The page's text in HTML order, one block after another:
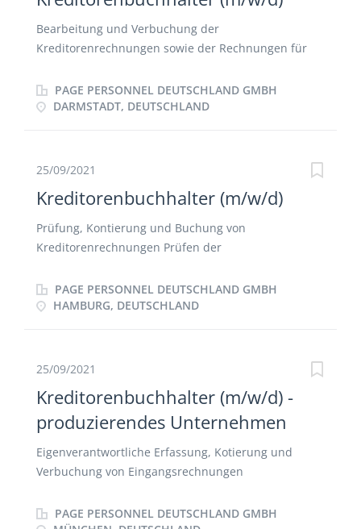
Bearbeitung und Verbuchung der
Kreditorenrechnungen sowie der Rechnungen für
Abwicklung des Zahlungsverkehrs Pflege von
Kreditorenstammdaten und Durchführung der
Mitarbeit bei der Erstellung von Steueranmeldungen
PAGE PERSONNEL DEUTSCHLAND GMBH
DARMSTADT, DEUTSCHLAND
25/09/2021
Kreditorenbuchhalter (m/w/d)
Prüfung, Kontierung und Buchung von
Kreditorenrechnungen Prüfen der
Erstellung von Monats-, Quartals- und
Jahresabschlüssen Buchen von Zahlungseingängen,
PAGE PERSONNEL DEUTSCHLAND GMBH
HAMBURG, DEUTSCHLAND
25/09/2021
Kreditorenbuchhalter (m/w/d) -
produzierendes Unternehmen
Eigenverantwortliche Erfassung, Kotierung und
Verbuchung von Eingangsrechnungen
Fragestellungen in der Kreditorenbuchhaltung
PAGE PERSONNEL DEUTSCHLAND GMBH